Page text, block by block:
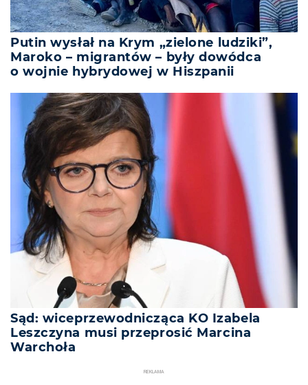
Putin wysłał na Krym „zielone ludziki”,
Maroko – migrantów – były dowódca
o wojnie hybrydowej w Hiszpanii
Sąd: wiceprzewodnicząca KO Izabela
Leszczyna musi przeprosić Marcina
Warchoła
REKLAMA